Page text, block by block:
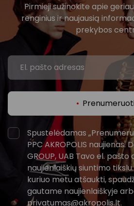
Pirmieji sužinokite apie
renginius ir naujausią
prekybos
Spustelėdamas
PPC AKROPOLIS naujienas.
GROUP, UAB Tavo el.
naujienlaiškių siuntimo
kuriuo metu atšaukti,
gautame naujienlaiškyje
privatumas@akropolis.lt.